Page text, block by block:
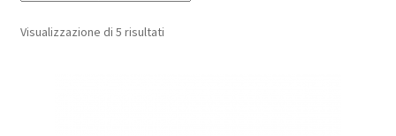
Cassa
Visualizzazione di 5 risultati